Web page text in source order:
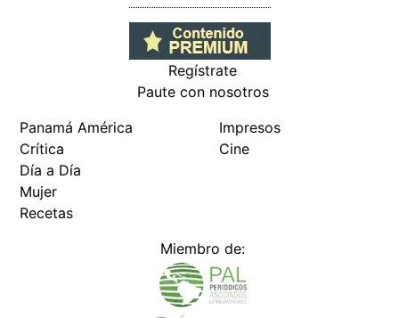
Regístrate
Paute con nosotros
Panamá América
Crítica
Día a Día
Mujer
Recetas
Impresos
Cine
Miembro de: